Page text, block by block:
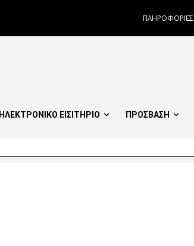
ΠΛΗΡΟΦΟΡΙΕΣ
ΗΛΕΚΤΡΟΝΙΚΟ ΕΙΣΙΤΗΡΙΟ ΠΡΟΣΒΑΣΗ